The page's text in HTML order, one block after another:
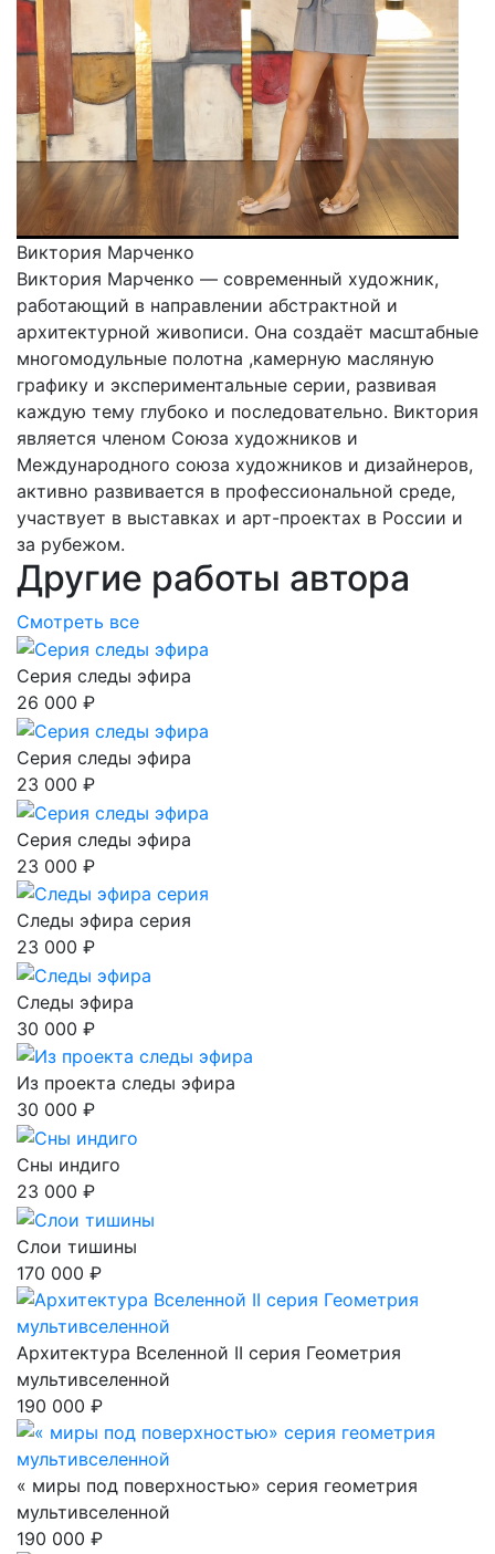
Виктория Марченко
Виктория Марченко — современный художник,
работающий в направлении абстрактной и
архитектурной живописи. Она создаёт масштабные
многомодульные полотна ,камерную масляную
графику и экспериментальные серии, развивая
каждую тему глубоко и последовательно. Виктория
является членом Союза художников и
Международного союза художников и дизайнеров,
активно развивается в профессиональной среде,
участвует в выставках и арт-проектах в России и
за рубежом.
Другие работы автора
Смотреть все
Серия следы эфира
26 000 ₽
Серия следы эфира
23 000 ₽
Серия следы эфира
23 000 ₽
Следы эфира серия
23 000 ₽
Следы эфира
30 000 ₽
Из проекта следы эфира
30 000 ₽
Сны индиго
23 000 ₽
Слои тишины
170 000 ₽
Архитектура Вселенной II серия Геометрия
мультивселенной
190 000 ₽
« миры под поверхностью» серия геометрия
мультивселенной
190 000 ₽